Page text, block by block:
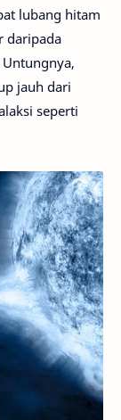
lubang hitam
daripada
jauh dari
seperti